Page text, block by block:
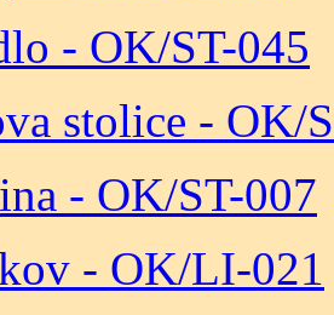
- OK/ST-045
stolice - OK/
- OK/ST-007
- OK/LI-021